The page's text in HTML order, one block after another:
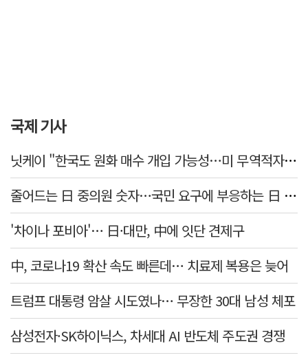
국제 기사
닛케이 "한국도 원화 매수 개입 가능성…미 무역적자 의식"
줄어드는 日 중의원 숫자…국민 요구에 부응하는 日 정치권
'차이나 포비아'… 日·대만, 中에 잇단 견제구
中, 코로나19 확산 속도 빠른데… 치료제 복용은 늦어
트럼프 대통령 암살 시도였나… 무장한 30대 남성 체포
삼성전자·SK하이닉스, 차세대 AI 반도체 주도권 경쟁